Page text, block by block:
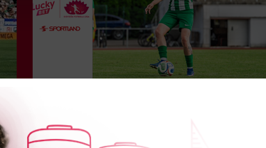
Par "LuckyBet" Sieviešu futbola līgas jūnija